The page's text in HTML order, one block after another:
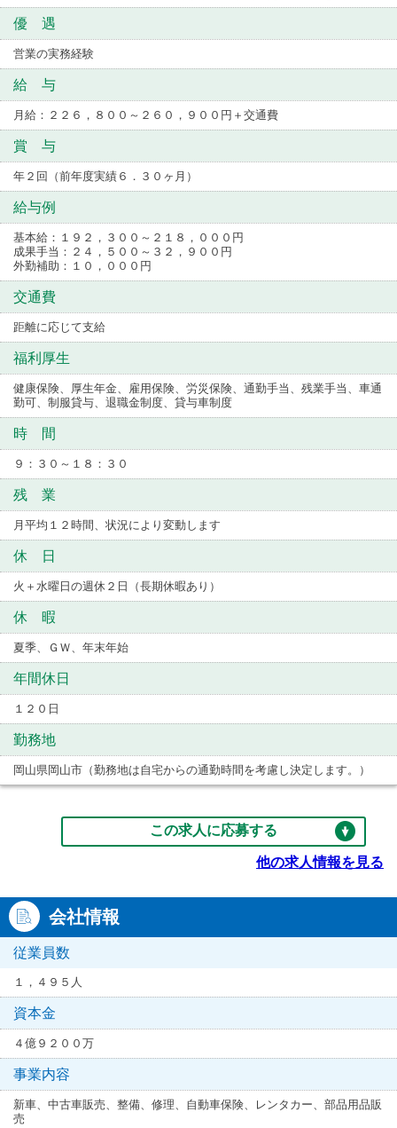
優 遇
営業の実務経験
給 与
月給：２２６，８００～２６０，９００円＋交通費
賞 与
年２回（前年度実績６．３０ヶ月）
給与例
基本給：１９２，３００～２１８，０００円
成果手当：２４，５００～３２，９００円
外勤補助：１０，０００円
交通費
距離に応じて支給
福利厚生
健康保険、厚生年金、雇用保険、労災保険、通勤手当、残業手当、車通
勤可、制服貸与、退職金制度、貸与車制度
時 間
９：３０～１８：３０
残 業
月平均１２時間、状況により変動します
休 日
火＋水曜日の週休２日（長期休暇あり）
休 暇
夏季、ＧＷ、年末年始
年間休日
１２０日
勤務地
岡山県岡山市（勤務地は自宅からの通勤時間を考慮し決定します。）
この求人に応募する
他の求人情報を見る
会社情報
従業員数
１，４９５人
資本金
４億９２００万
事業内容
新車、中古車販売、整備、修理、自動車保険、レンタカー、部品用品販
売